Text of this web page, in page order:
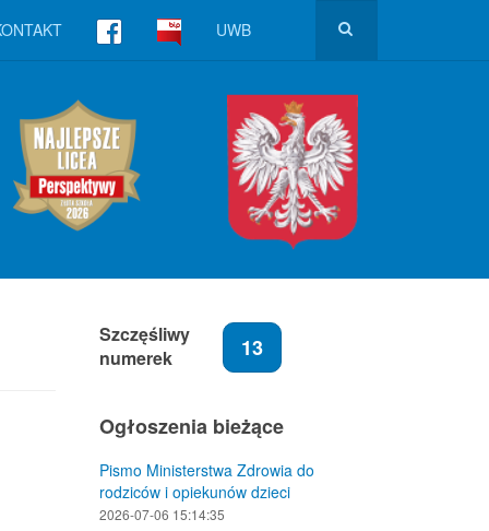
UWB
Szczęśliwy
numerek
13
Ogłoszenia bieżące
Pismo Ministerstwa Zdrowia do
rodziców i opiekunów dzieci
2026-07-06 15:14:35